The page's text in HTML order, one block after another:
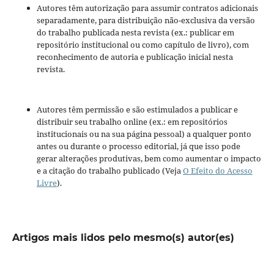
Autores têm autorização para assumir contratos adicionais
separadamente, para distribuição não-exclusiva da versão
do trabalho publicada nesta revista (ex.: publicar em
repositório institucional ou como capítulo de livro), com
reconhecimento de autoria e publicação inicial nesta
revista.
Autores têm permissão e são estimulados a publicar e
distribuir seu trabalho online (ex.: em repositórios
institucionais ou na sua página pessoal) a qualquer ponto
antes ou durante o processo editorial, já que isso pode
gerar alterações produtivas, bem como aumentar o impacto
e a citação do trabalho publicado (VejaO Efeito do Acesso
Livre).
Artigos mais lidos pelo mesmo(s) autor(es)